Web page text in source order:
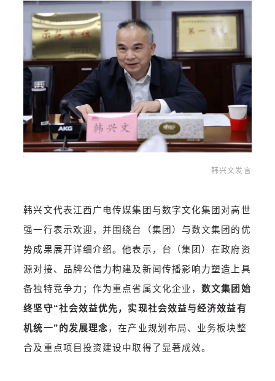
韩兴文发言
韩兴文代表江西广电传媒集团与数字文化集团对高世
强一行表示欢迎，并围绕台（集团）与数文集团的优
势成果展开详细介绍。他表示，台（集团）在政府资
源对接、品牌公信力构建及新闻传播影响力塑造上具
备独特竞争力；作为重点省属文化企业，数文集团始
终坚守“社会效益优先，实现社会效益与经济效益有
机统一”的发展理念，在产业规划布局、业务板块整
合及重点项目投资建设中取得了显著成效。